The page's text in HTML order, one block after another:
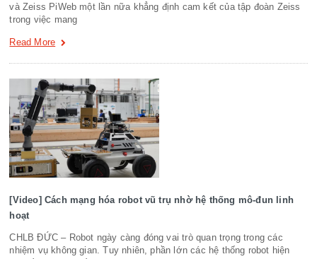
và Zeiss PiWeb một lần nữa khẳng định cam kết của tập đoàn Zeiss
trong việc mang
Read More
[Video] Cách mạng hóa robot vũ trụ nhờ hệ thống mô-đun linh
hoạt
CHLB ĐỨC – Robot ngày càng đóng vai trò quan trọng trong các
nhiệm vụ không gian. Tuy nhiên, phần lớn các hệ thống robot hiện